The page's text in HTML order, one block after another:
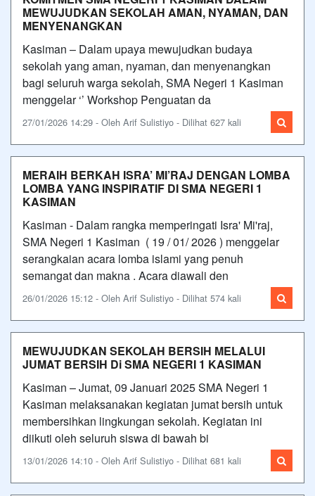
MEWUJUDKAN SEKOLAH AMAN, NYAMAN, DAN
MENYENANGKAN
Kasiman – Dalam upaya mewujudkan budaya
sekolah yang aman, nyaman, dan menyenangkan
bagi seluruh warga sekolah, SMA Negeri 1 Kasiman
menggelar ‘’ Workshop Penguatan da
27/01/2026 14:29 - Oleh Arif Sulistiyo - Dilihat 627 kali
MERAIH BERKAH ISRA’ MI’RAJ DENGAN LOMBA
LOMBA YANG INSPIRATIF DI SMA NEGERI 1
KASIMAN
Kasiman - Dalam rangka memperingati Isra' Mi'raj,
SMA Negeri 1 Kasiman ( 19 / 01/ 2026 ) menggelar
serangkaian acara lomba islami yang penuh
semangat dan makna . Acara diawali den
26/01/2026 15:12 - Oleh Arif Sulistiyo - Dilihat 574 kali
MEWUJUDKAN SEKOLAH BERSIH MELALUI
JUMAT BERSIH Di SMA NEGERI 1 KASIMAN
Kasiman – Jumat, 09 Januari 2025 SMA Negeri 1
Kasiman melaksanakan kegiatan jumat bersih untuk
membersihkan lingkungan sekolah. Kegiatan ini
diikuti oleh seluruh siswa di bawah bi
13/01/2026 14:10 - Oleh Arif Sulistiyo - Dilihat 681 kali